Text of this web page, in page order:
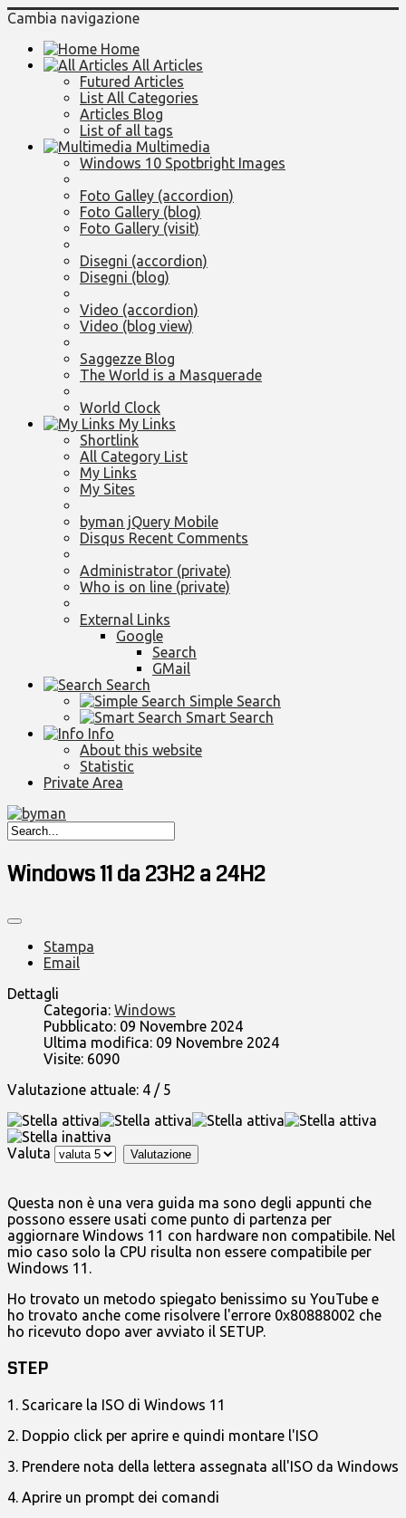
Cambia navigazione
Home
All Articles
Futured Articles
List All Categories
Articles Blog
List of all tags
Multimedia
Windows 10 Spotbright Images
Foto Galley (accordion)
Foto Gallery (blog)
Foto Gallery (visit)
Disegni (accordion)
Disegni (blog)
Video (accordion)
Video (blog view)
Saggezze Blog
The World is a Masquerade
World Clock
My Links
Shortlink
All Category List
My Links
My Sites
byman jQuery Mobile
Disqus Recent Comments
Administrator (private)
Who is on line (private)
External Links
Google
Search
GMail
Search
Simple Search
Smart Search
Info
About this website
Statistic
Private Area
Windows 11 da 23H2 a 24H2
Stampa
Email
Dettagli
Categoria: Windows
Pubblicato: 09 Novembre 2024
Ultima modifica: 09 Novembre 2024
Visite: 6090
Valutazione attuale: 4 / 5
Valuta
Questa non è una vera guida ma sono degli appunti che
possono essere usati come punto di partenza per
aggiornare Windows 11 con hardware non compatibile. Nel
mio caso solo la CPU risulta non essere compatibile per
Windows 11.
Ho trovato un metodo spiegato benissimo su YouTube e
ho trovato anche come risolvere l'errore 0x80888002 che
ho ricevuto dopo aver avviato il SETUP.
STEP
1. Scaricare la ISO di Windows 11
2. Doppio click per aprire e quindi montare l'ISO
3. Prendere nota della lettera assegnata all'ISO da Windows
4. Aprire un prompt dei comandi